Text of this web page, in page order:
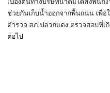
เบื้องต้นทางบริษัทน้ำดื่มได้ส่งพนัก
ช่วยกันเก็บน้ำออกจากพื้นถนน เพื่
ตำรวจ สภ.ปลวกแดง ตรวจสอบที่เ
ต่อไป